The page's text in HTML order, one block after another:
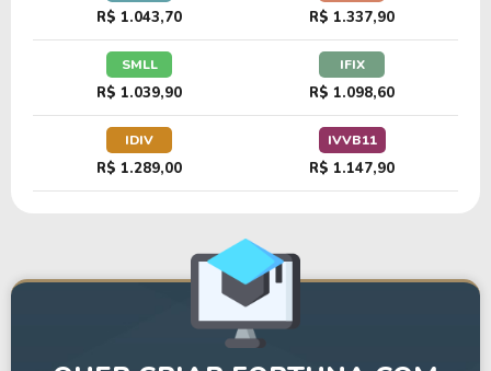
R$ 1.043,70 R$ 1.337,90
SMLL
R$ 1.039,90
IFIX
R$ 1.098,60
IDIV
R$ 1.289,00
IVVB11
R$ 1.147,90